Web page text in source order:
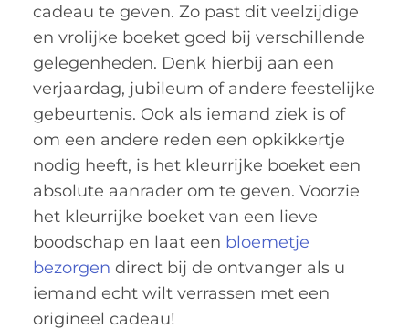
cadeau te geven. Zo past dit veelzijdige
en vrolijke boeket goed bij verschillende
gelegenheden. Denk hierbij aan een
verjaardag, jubileum of andere feestelijke
gebeurtenis. Ook als iemand ziek is of
om een andere reden een opkikkertje
nodig heeft, is het kleurrijke boeket een
absolute aanrader om te geven. Voorzie
het kleurrijke boeket van een lieve
boodschap en laat een bloemetje
bezorgen direct bij de ontvanger als u
iemand echt wilt verrassen met een
origineel cadeau!